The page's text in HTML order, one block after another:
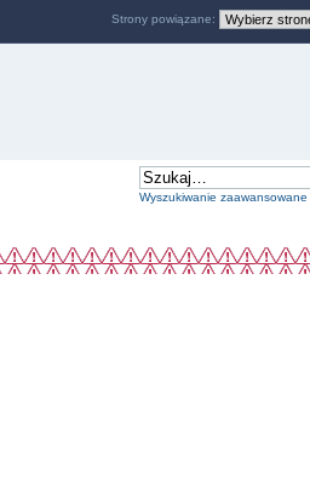
Wyszukiwanie zaawansowane
Strony powiązane: